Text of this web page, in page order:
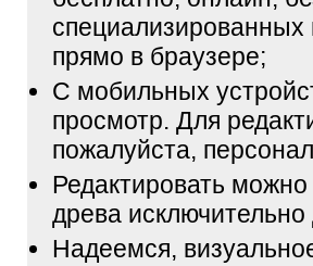
прямо в браузере;
С мобильных
просмотр. Для
пожалуйста,
Редактировать
древа
Надеемся,